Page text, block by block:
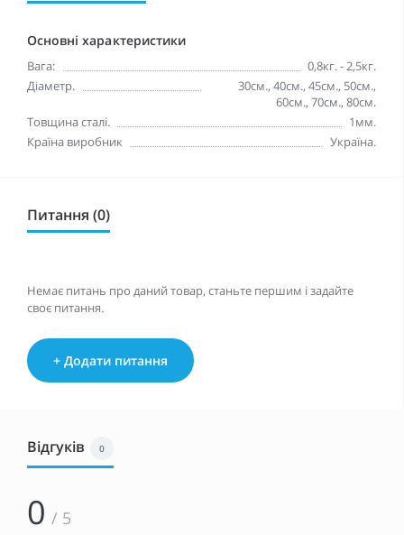
Основні характеристики
Вага:
0,8кг. - 2,5кг.
Діаметр.
30см., 40см., 45см., 50см.,
60см., 70см., 80см.
Товщина сталі.
1мм.
Країна виробник
Україна.
Питання (0)
Немає питань про даний товар, станьте першим і задайте
своє питання.
+ Додати питання
Відгуків 0
0 / 5